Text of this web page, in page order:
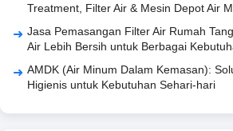
Treatment, Filter Air & Mesin Depot Air
Jasa Pemasangan Filter Air Rumah
Air Lebih Bersih untuk Berbagai
AMDK (Air Minum Dalam Kemasan):
Higienis untuk Kebutuhan Sehari-hari